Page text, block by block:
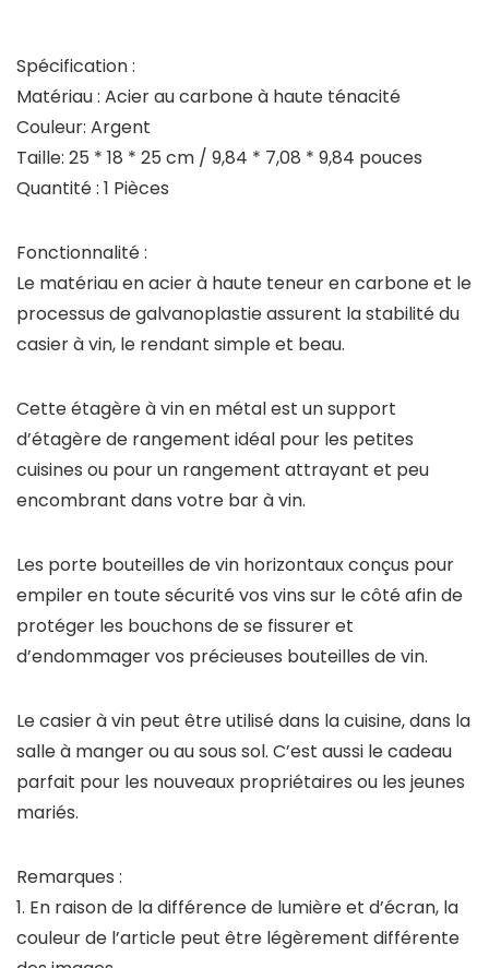
Spécification :
Matériau : Acier au carbone à haute ténacité
Couleur: Argent
Taille: 25 * 18 * 25 cm / 9,84 * 7,08 * 9,84 pouces
Quantité : 1 Pièces
Fonctionnalité :
Le matériau en acier à haute teneur en carbone et le
processus de galvanoplastie assurent la stabilité du
casier à vin, le rendant simple et beau.
Cette étagère à vin en métal est un support
d’étagère de rangement idéal pour les petites
cuisines ou pour un rangement attrayant et peu
encombrant dans votre bar à vin.
Les porte bouteilles de vin horizontaux conçus pour
empiler en toute sécurité vos vins sur le côté afin de
protéger les bouchons de se fissurer et
d’endommager vos précieuses bouteilles de vin.
Le casier à vin peut être utilisé dans la cuisine, dans la
salle à manger ou au sous sol. C’est aussi le cadeau
parfait pour les nouveaux propriétaires ou les jeunes
mariés.
Remarques :
1. En raison de la différence de lumière et d’écran, la
couleur de l’article peut être légèrement différente